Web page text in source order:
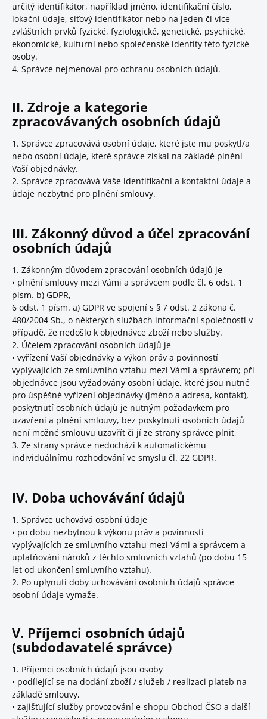
určitý identifikátor, například jméno, identifikační číslo,
lokační údaje, síťový identifikátor nebo na jeden či více
zvláštních prvků fyzické, fyziologické, genetické, psychické,
ekonomické, kulturní nebo společenské identity této fyzické
osoby.
4. Správce nejmenoval pro ochranu osobních údajů.
II. Zdroje a kategorie
zpracovávaných osobních údajů
1. Správce zpracovává osobní údaje, které jste mu poskytl/a
nebo osobní údaje, které správce získal na základě plnění
Vaší objednávky.
2. Správce zpracovává Vaše identifikační a kontaktní údaje a
údaje nezbytné pro plnění smlouvy.
III. Zákonný důvod a účel zpracování
osobních údajů
1. Zákonným důvodem zpracování osobních údajů je
• plnění smlouvy mezi Vámi a správcem podle čl. 6 odst. 1
písm. b) GDPR,
6 odst. 1 písm. a) GDPR ve spojení s § 7 odst. 2 zákona č.
480/2004 Sb., o některých službách informační společnosti v
případě, že nedošlo k objednávce zboží nebo služby.
2. Účelem zpracování osobních údajů je
• vyřízení Vaší objednávky a výkon práv a povinností
vyplývajících ze smluvního vztahu mezi Vámi a správcem; při
objednávce jsou vyžadovány osobní údaje, které jsou nutné
pro úspěšné vyřízení objednávky (jméno a adresa, kontakt),
poskytnutí osobních údajů je nutným požadavkem pro
uzavření a plnění smlouvy, bez poskytnutí osobních údajů
není možné smlouvu uzavřít či jí ze strany správce plnit,
3. Ze strany správce nedochází k automatickému
individuálnímu rozhodování ve smyslu čl. 22 GDPR.
IV. Doba uchovávání údajů
1. Správce uchovává osobní údaje
• po dobu nezbytnou k výkonu práv a povinností
vyplývajících ze smluvního vztahu mezi Vámi a správcem a
uplatňování nároků z těchto smluvních vztahů (po dobu 15
let od ukončení smluvního vztahu).
2. Po uplynutí doby uchovávání osobních údajů správce
osobní údaje vymaže.
V. Příjemci osobních údajů
(subdodavatelé správce)
1. Příjemci osobních údajů jsou osoby
• podílející se na dodání zboží / služeb / realizaci plateb na
základě smlouvy,
• zajišťující služby provozování e-shopu Obchod ČSO a další